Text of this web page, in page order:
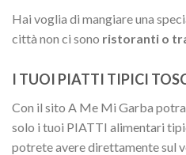
Hai voglia di mangiare una
città non ci sono ristoranti o
I TUOI PIATTI TIPICI
Con il sito A Me Mi Garba
solo i tuoi PIATTI alimentari
potrete avere direttamente sul